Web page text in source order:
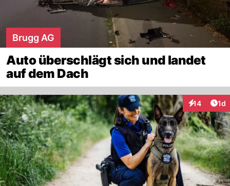
Brugg AG
Auto überschlägt sich und landet
auf dem Dach
14 1d